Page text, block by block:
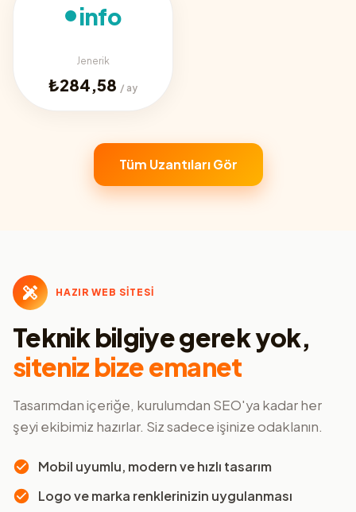
info
Jenerik
₺284,58 / ay
Tüm Uzantıları Gör
HAZIR WEB SİTESİ
Teknik bilgiye gerek yok,
siteniz bize emanet
Tasarımdan içeriğe, kurulumdan SEO'ya kadar her
şeyi ekibimiz hazırlar. Siz sadece işinize odaklanın.
Mobil uyumlu, modern ve hızlı tasarım
Logo ve marka renklerinizin uygulanması